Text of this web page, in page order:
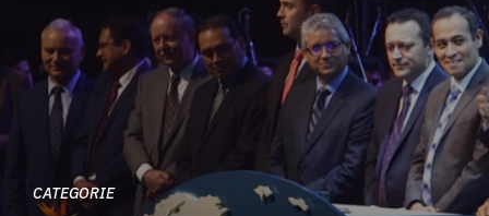
CATEGORIE